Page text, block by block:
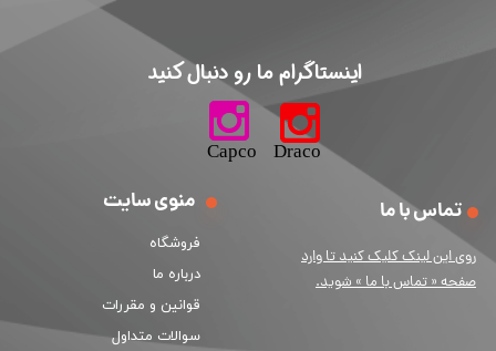
منوی سایت
فروشگاه
درباره ما
قوانین و مقررات
سوالات متداول
تماس با ما
روی این لینک کلیک کنید تا وارد
صفحه « تماس با ما » شوید.
​اینستاگرام ما رو دنبال کنید​​​​​​​
​​​​​​​​​​​​​​​​​​​​Capco Draco